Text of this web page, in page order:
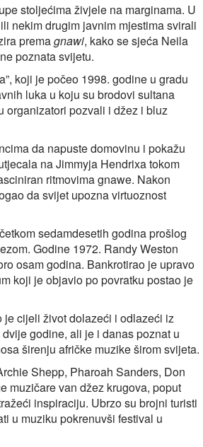
stoljećima živjele na marginama. U
nekim drugim javnim mjestima svirali
premagnawi, kako se sjeća Neila
poznata svijetu.
koji je počeo 1998. godine u gradu
luka u koju su brodovi sultana
organizatori pozvali i džez i bluz
da napuste domovinu i pokažu
na Jimmyja Hendrixa tokom
ritmovima gnawe. Nakon
da svijet upozna virtuoznost
sedamdesetih godina prošlog
Godine 1972. Randy Weston
osam godina. Bankrotirao je upravo
koji je objavio po povratku postao je
je cijeli život dolazeći i odlazeći iz
godine, ali je i danas poznat u
širenju afričke muzike širom svijeta.
Shepp, Pharoah Sanders, Don
muzičare van džez krugova, poput
inspiraciju. Ubrzo su brojni turisti
u muziku pokrenuvši festival u